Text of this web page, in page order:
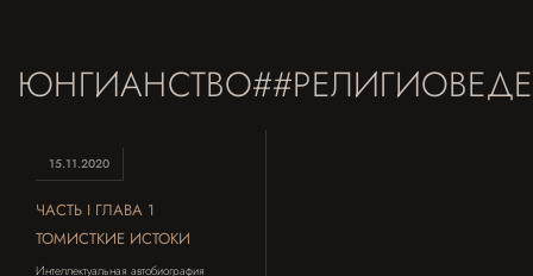
15.11.2020
ЧАСТЬ I ГЛАВА 1
ТОМИСТКИЕ ИСТОКИ
Интеллектуальная автобиография